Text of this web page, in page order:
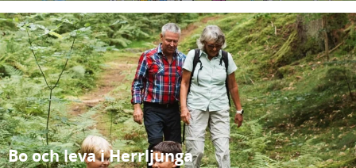
Bo och leva i Herrljunga